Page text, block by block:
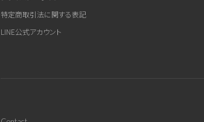
特定商取引法に関する表記
LINE公式アカウント